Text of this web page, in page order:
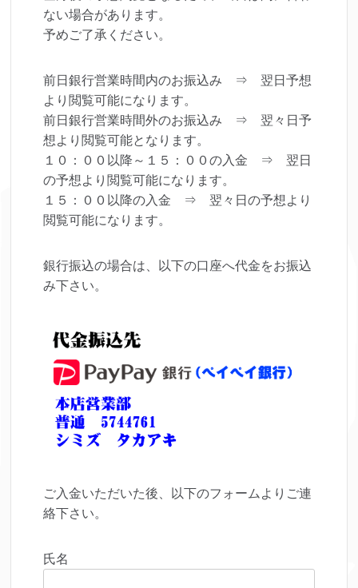
ない場合があります。
予めご了承ください。
前日銀行営業時間内のお振込み ⇒ 翌日予想
より閲覧可能になります。
前日銀行営業時間外のお振込み ⇒ 翌々日予
想より閲覧可能となります。
１０：００以降～１５：００の入金 ⇒ 翌日
の予想より閲覧可能になります。
１５：００以降の入金 ⇒ 翌々日の予想より
閲覧可能になります。
銀行振込の場合は、以下の口座へ代金をお振込
み下さい。
ご入金いただいた後、以下のフォームよりご連
絡下さい。
氏名